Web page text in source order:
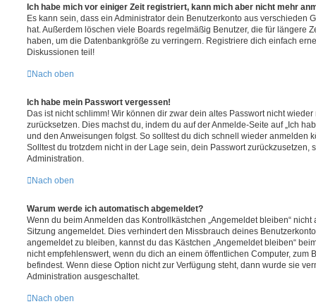
Ich habe mich vor einiger Zeit registriert, kann mich aber nicht mehr
Es kann sein, dass ein Administrator dein Benutzerkonto aus verschieden
hat. Außerdem löschen viele Boards regelmäßig Benutzer, die für längere
haben, um die Datenbankgröße zu verringern. Registriere dich einfach
Diskussionen teil!
Nach oben
Ich habe mein Passwort vergessen!
Das ist nicht schlimm! Wir können dir zwar dein altes Passwort nicht
zurücksetzen. Dies machst du, indem du auf der Anmelde-Seite auf „Ich
und den Anweisungen folgst. So solltest du dich schnell wieder anmelden
Solltest du trotzdem nicht in der Lage sein, dein Passwort zurückzusetzen,
Administration.
Nach oben
Warum werde ich automatisch abgemeldet?
Wenn du beim Anmelden das Kontrollkästchen „Angemeldet bleiben“
Sitzung angemeldet. Dies verhindert den Missbrauch deines
angemeldet zu bleiben, kannst du das Kästchen „Angemeldet bleiben“
nicht empfehlenswert, wenn du dich an einem öffentlichen Computer, zum
befindest. Wenn diese Option nicht zur Verfügung steht, dann wurde sie
Administration ausgeschaltet.
Nach oben